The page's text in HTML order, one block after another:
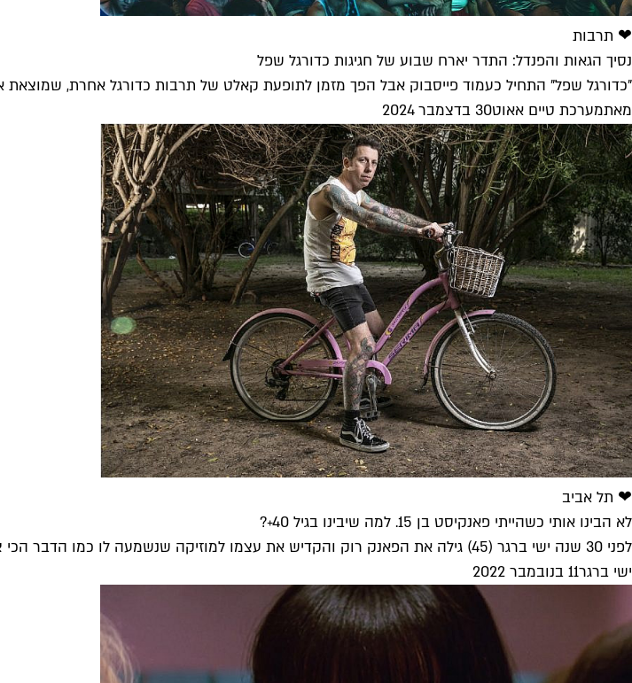
❤ תרבות
נסיך הגאות והפנדל: התדר יארח שבוע של חגיגות כדורגל שפל
"כדורגל שפל" התחיל כעמוד פייסבוק אבל הפך מזמן לתופעת קאלט של תרבות כדורגל אחרת, שמוצאת
מאתמערכת טיים אאוט30 בדצמבר 2024
❤ תל אביב
לא הבינו אותי כשהייתי פאנקיסט בן 15. למה שיבינו בגיל 40+?
לפני 30 שנה ישי ברגר (45) גילה את הפאנק רוק והקדיש את עצמו למוזיקה שנשמעה לו כמו הדבר הכי צעיר ומהפכני...
ישי ברגר11 בנובמבר 2022